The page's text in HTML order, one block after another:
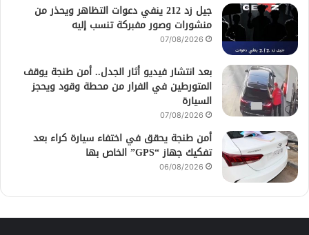
جيل زد 212 ينفي دعوات التظاهر ويحذر من
منشورات وصور مفبركة تنسب إليه
07/08/2026
بعد انتشار فيديو أثار الجدل.. أمن طنجة يوقف
المتورطين في الفرار من محطة وقود ويحجز
السيارة
07/08/2026
أمن طنجة يحقق في اختفاء سيارة كراء بعد
تفكيك جهاز “GPS” الخاص بها
06/08/2026